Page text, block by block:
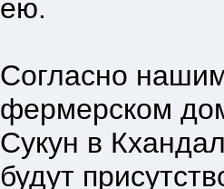
ею.
Согласно
фермерском
Сукун в
будут